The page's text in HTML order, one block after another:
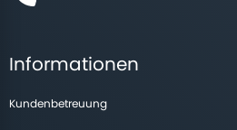
Informationen
Kundenbetreuung